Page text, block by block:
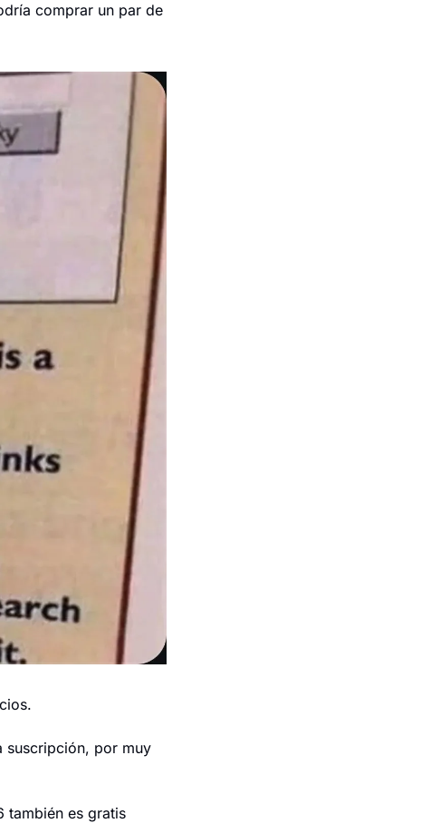
comprar un par de
suscripción, por muy
también es gratis